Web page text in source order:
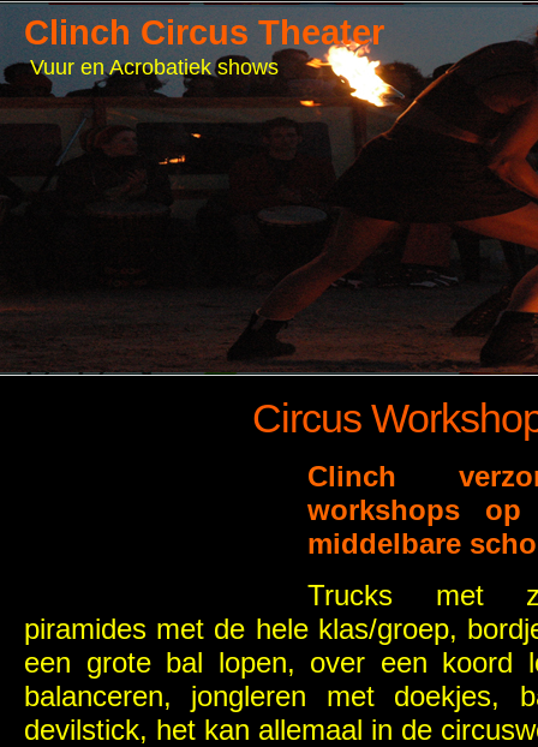
Clinch Circus Theater
Vuur en Acrobatiek shows
Circus
Clinch
workshops
middelbare
Trucks met
piramides met de hele klas/groep,
een grote bal lopen, over een koord
balanceren, jongleren met doekjes,
devilstick, het kan allemaal in de